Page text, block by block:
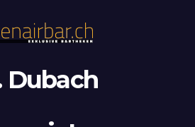
Dubach